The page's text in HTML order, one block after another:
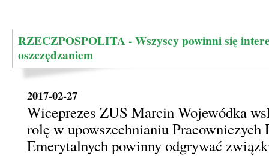
RZECZPOSPOLITA - Wszyscy powinni się
oszczędzaniem
2017-02-27
Wiceprezes ZUS Marcin Wojewódka
rolę w upowszechnianiu Pracowniczych
Emerytalnych powinny odgrywać